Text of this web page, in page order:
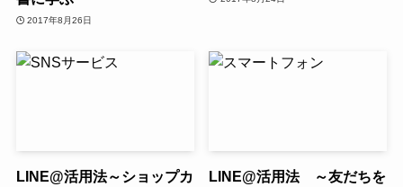
2017年8月26日
LINE@活用法～ショップカ
LINE@活用法 ～友だちを